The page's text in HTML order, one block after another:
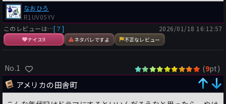
なおひろ
R1UV05YV
このレビューは…[？]
ナイス!! ネタバレですよ 不正なレビュー
2026/01/18 16:12:57
No.1 (9pt)
アメリカの田舎町